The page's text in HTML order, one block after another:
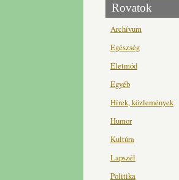
Rovatok
Archívum
Egészség
Életmód
Egyéb
Hírek, közlemények
Humor
Kultúra
Lapszél
Politika